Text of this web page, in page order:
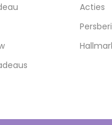
Acties